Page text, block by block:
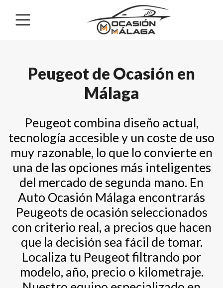
Peugeot de Ocasión en
Málaga
Peugeot combina diseño actual,
tecnología accesible y un coste de uso
muy razonable, lo que lo convierte en
una de las opciones más inteligentes
del mercado de segunda mano. En
Auto Ocasión Málaga encontrarás
Peugeots de ocasión seleccionados
con criterio real, a precios que hacen
que la decisión sea fácil de tomar.
Localiza tu Peugeot filtrando por
modelo, año, precio o kilometraje.